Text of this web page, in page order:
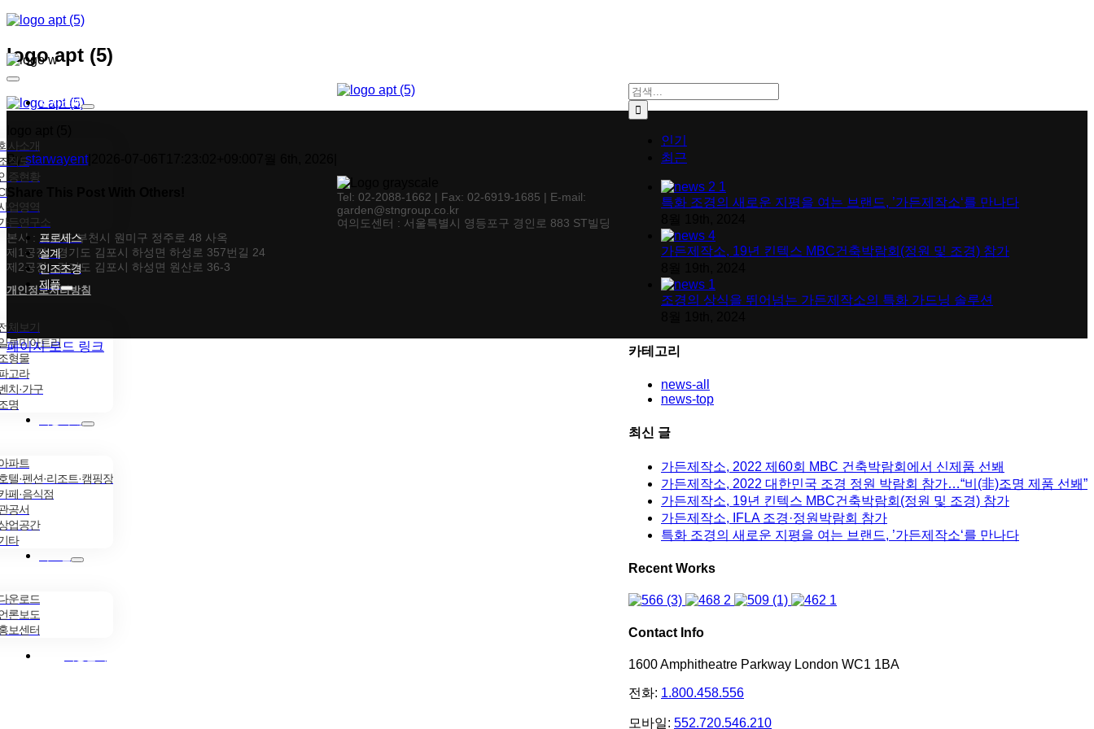
콘텐츠로
Toggle
Navigation회사소개
사소개
직도
증현황
업영역
든연구소
프로세스
설계
인조조경
제품
체보기
루미아트리
형물
고라
치·가구
명
파트
텔·펜션·리조트·캠핑장
페·음식점
공서
업공간
타
운로드
론보도
보센터
logo apt (5)
Bystarwayent|
Facebook
X
Tumblr
Pinterest
이메일
검색:
인기
최근
특화 조경의 새로운 지평을 여는 브랜드, ’가든제작소‘를 만나다
가든제작소, 19년 킨텍스 MBC건축박람회(정원 및 조경) 참가
조경의 상식을 뛰어넘는 가든제작소의 특화 가드닝 솔루션
카테고리
news-all
news-top
최신 글
가든제작소, 2022 제60회 MBC 건축박람회에서 신제품 선봬
가든제작소, 2022 대한민국 조경 정원 박람회 참가…“비(非)조명 제품 선봬”
가든제작소, 19년 킨텍스 MBC건축박람회(정원 및 조경) 참가
가든제작소, IFLA 조경·정원박람회 참가
특화 조경의 새로운 지평을 여는 브랜드, ’가든제작소‘를 만나다
Recent Works
Contact Info
1600 Amphitheatre Parkway London WC1 1BA
전화: 1.800.458.556
모바일: 552.720.546.210
Tel: 02-2088-1662 | Fax: 02-6919-1685 | E-mail:
garden@stngroup.co.kr
여의도센터 : 서울특별시 영등포구 경인로 883 ST빌딩
본사 : 경기도 부천시 원미구 정주로 48 사옥
제1공장 : 경기도 김포시 하성면 하성로 357번길 24
제2공장 : 경기도 김포시 하성면 원산로 36-3
개인정보처리방침
페이지 로드 링크